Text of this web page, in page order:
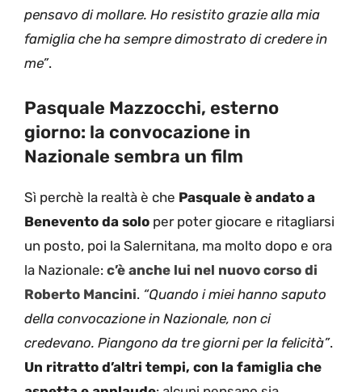
pensavo di mollare. Ho resistito grazie alla mia
famiglia che ha sempre dimostrato di credere in
me”.
Pasquale Mazzocchi, esterno
giorno: la convocazione in
Nazionale sembra un film
Sì perchè la realtà è che Pasquale è andato a
Benevento da solo per poter giocare e ritagliarsi
un posto, poi la Salernitana, ma molto dopo e ora
la Nazionale: c’è anche lui nel nuovo corso di
Roberto Mancini. “Quando i miei hanno saputo
della convocazione in Nazionale, non ci
credevano. Piangono da tre giorni per la felicità”.
Un ritratto d’altri tempi, con la famiglia che